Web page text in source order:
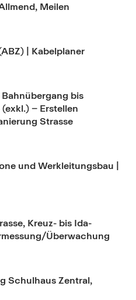
Meilen
| Kabelplaner
bis
– Erstellen
Strasse
und Werkleitungsbau |
Kreuz- bis Ida-
Überwachung
Schulhaus Zentral,